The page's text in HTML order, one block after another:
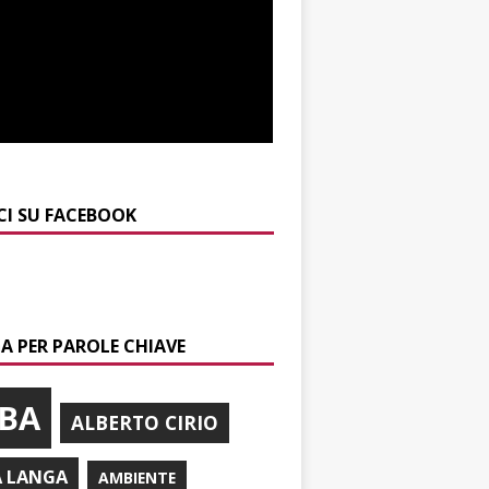
SU FACEBOOK
PER PAROLE CHIAVE
ALBERTO CIRIO
LANGA AMBIENTE